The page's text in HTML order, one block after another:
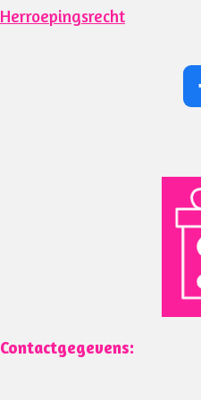
Herroepingsrecht
Contactgegevens: